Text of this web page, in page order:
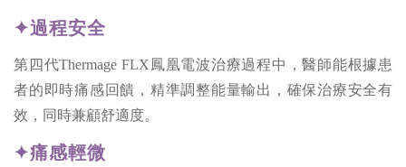
✦過程安全
第四代Thermage FLX鳳凰電波治療過程中，醫師能根據患
者的即時痛感回饋，精準調整能量輸出，確保治療安全有
效，同時兼顧舒適度。
✦痛感輕微